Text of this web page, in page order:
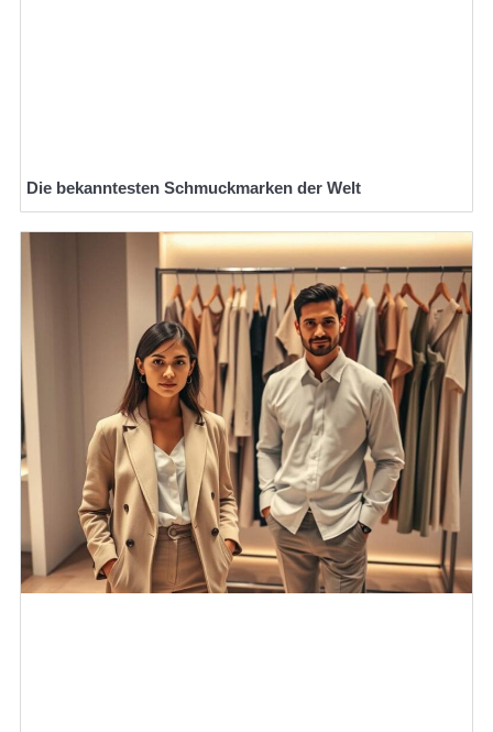
Die bekanntesten Schmuckmarken der Welt